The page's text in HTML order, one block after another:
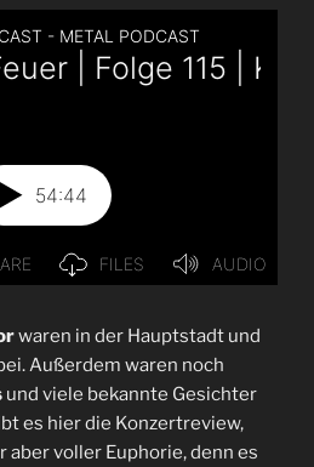
waren in der Hauptstadt und
Außerdem waren noch
und viele bekannte Gesichter
es hier die Konzertreview,
aber voller Euphorie, denn es